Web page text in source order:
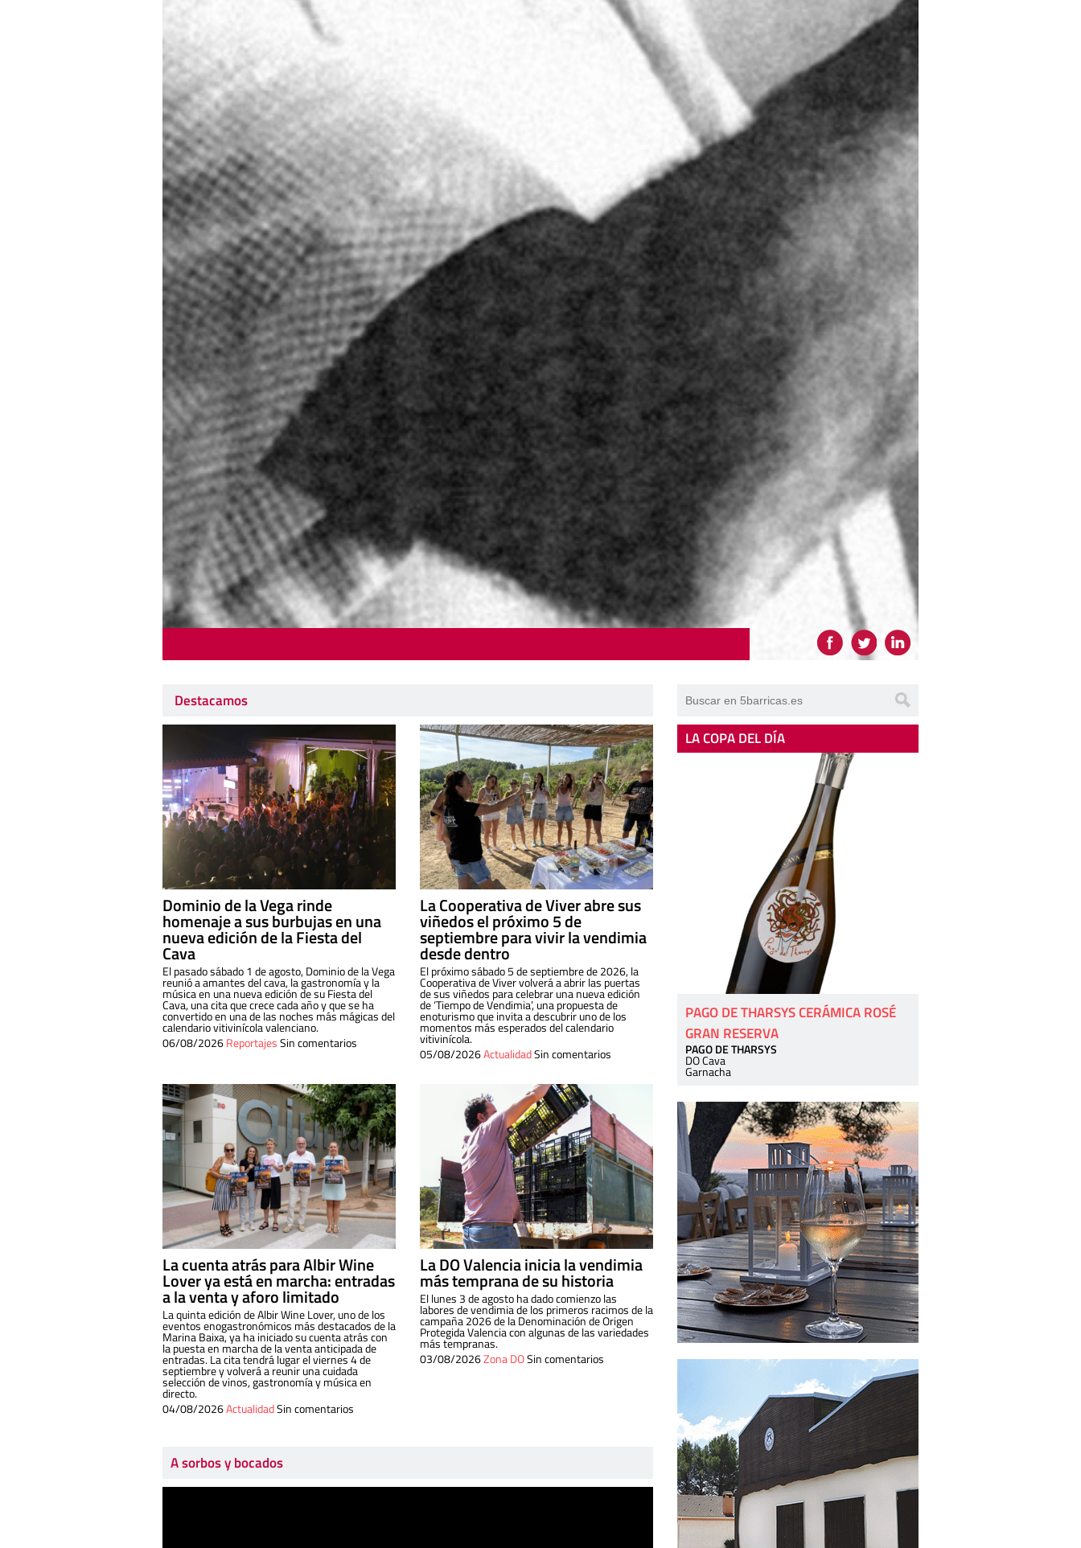
Destacamos
Dominio de la Vega rinde
homenaje a sus burbujas en una
nueva edición de la Fiesta del
Cava
El pasado sábado 1 de agosto, Dominio de la Vega
reunió a amantes del cava, la gastronomía y la
música en una nueva edición de su Fiesta del
Cava, una cita que crece cada año y que se ha
convertido en una de las noches más mágicas del
calendario vitivinícola valenciano.
06/08/2026ReportajesSin comentarios
La Cooperativa de Viver abre sus
viñedos el próximo 5 de
septiembre para vivir la vendimia
desde dentro
El próximo sábado 5 de septiembre de 2026, la
Cooperativa de Viver volverá a abrir las puertas
de sus viñedos para celebrar una nueva edición
de ‘Tiempo de Vendimia’, una propuesta de
enoturismo que invita a descubrir uno de los
momentos más esperados del calendario
vitivinícola.
05/08/2026ActualidadSin comentarios
La cuenta atrás para Albir Wine
Lover ya está en marcha: entradas
a la venta y aforo limitado
La quinta edición de Albir Wine Lover, uno de los
eventos enogastronómicos más destacados de la
Marina Baixa, ya ha iniciado su cuenta atrás con
la puesta en marcha de la venta anticipada de
entradas. La cita tendrá lugar el viernes 4 de
septiembre y volverá a reunir una cuidada
selección de vinos, gastronomía y música en
directo.
04/08/2026ActualidadSin comentarios
La DO Valencia inicia la vendimia
más temprana de su historia
El lunes 3 de agosto ha dado comienzo las
labores de vendimia de los primeros racimos de la
campaña 2026 de la Denominación de Origen
Protegida Valencia con algunas de las variedades
más tempranas.
03/08/2026Zona DOSin comentarios
A sorbos y bocados
LA COPA DEL DÍA
PAGO DE THARSYS CERÁMICA ROSÉ
GRAN RESERVA
PAGO DE THARSYS
DO Cava
Garnacha